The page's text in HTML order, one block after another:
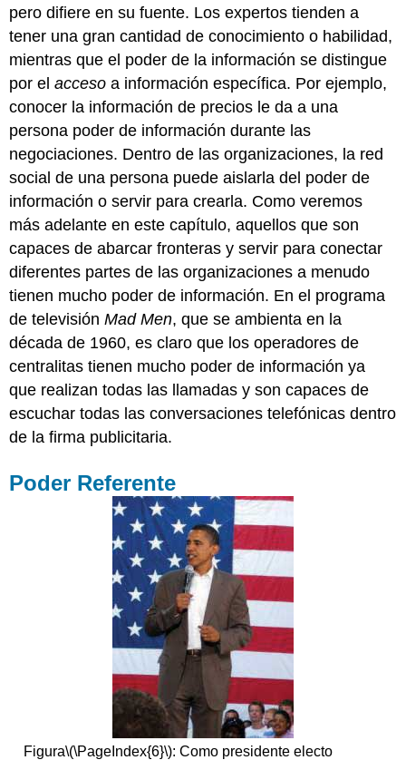
pero difiere en su fuente. Los expertos tienden a
tener una gran cantidad de conocimiento o habilidad,
mientras que el poder de la información se distingue
por elacceso a información específica. Por ejemplo,
conocer la información de precios le da a una
persona poder de información durante las
negociaciones. Dentro de las organizaciones, la red
social de una persona puede aislarla del poder de
información o servir para crearla. Como veremos
más adelante en este capítulo, aquellos que son
capaces de abarcar fronteras y servir para conectar
diferentes partes de las organizaciones a menudo
tienen mucho poder de información. En el programa
de televisiónMad Men, que se ambienta en la
década de 1960, es claro que los operadores de
centralitas tienen mucho poder de información ya
que realizan todas las llamadas y son capaces de
escuchar todas las conversaciones telefónicas dentro
de la firma publicitaria.
Poder Referente
Figura\(\PageIndex{6}\): Como presidente electo